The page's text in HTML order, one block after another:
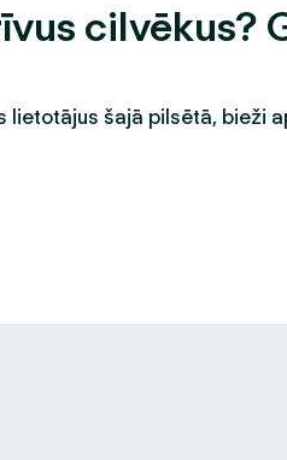
cilvēkus?
lietotājus šajā pilsētā, bieži